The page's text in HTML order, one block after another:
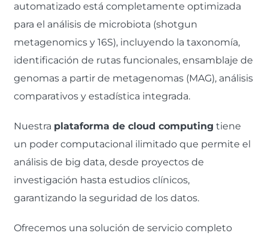
automatizado está completamente optimizada
para el análisis de microbiota (shotgun
metagenomics y 16S), incluyendo la taxonomía,
identificación de rutas funcionales, ensamblaje de
genomas a partir de metagenomas (MAG), análisis
comparativos y estadística integrada.
Nuestra plataforma de cloud computing tiene
un poder computacional ilimitado que permite el
análisis de big data, desde proyectos de
investigación hasta estudios clínicos,
garantizando la seguridad de los datos.
Ofrecemos una solución de servicio completo